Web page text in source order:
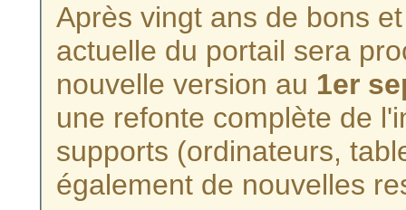
Après vingt ans de bons
actuelle du portail sera
nouvelle version au 1er
une refonte complète de
supports (ordinateurs,
également de nouvelles